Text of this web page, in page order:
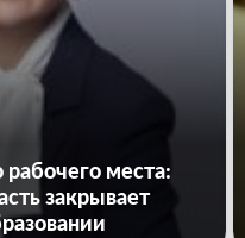
места:
закрывает